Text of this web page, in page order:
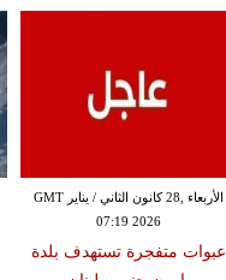
الأربعاء ,28 كانون الثاني / يناير GMT
07:19 2026
عبوات متفجرة تستهدف بلدة